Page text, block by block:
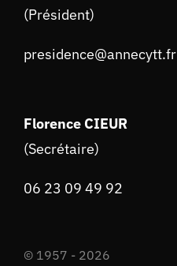
(Président)
presidence@annecytt.fr
Florence CIEUR
(Secrétaire)
06 23 09 49 92
© 1957 - 2026